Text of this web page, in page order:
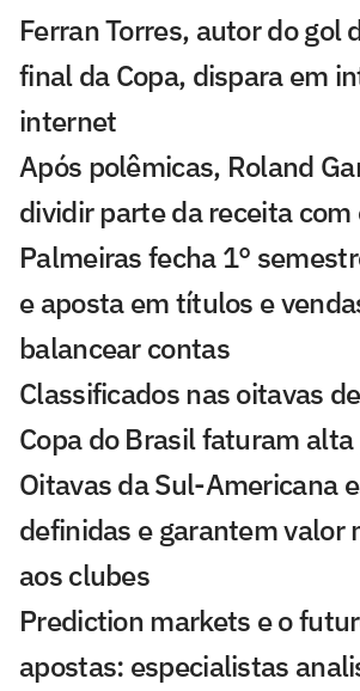
Ferran Torres, autor do gol
final da Copa, dispara em
internet
Após polêmicas, Roland
dividir parte da receita com
Palmeiras fecha 1°
e aposta em títulos e
balancear contas
Classificados nas oitavas
Copa do Brasil faturam
Oitavas da Sul-Americana
definidas e garantem valor
aos clubes
Prediction markets e o
apostas: especialistas